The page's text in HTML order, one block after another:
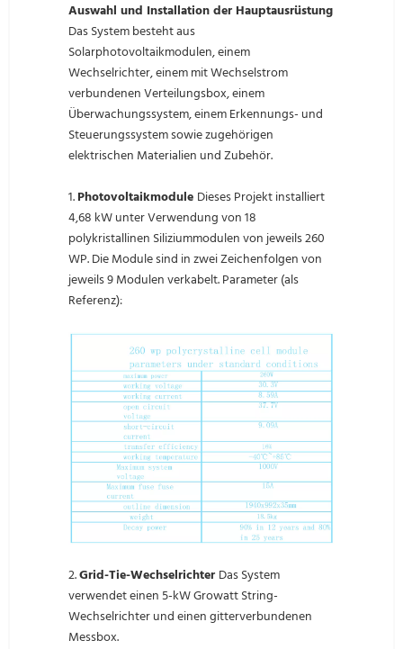
Auswahl und Installation der Hauptausrüstung
Das System besteht aus
Solarphotovoltaikmodulen, einem
Wechselrichter, einem mit Wechselstrom
verbundenen Verteilungsbox, einem
Überwachungssystem, einem Erkennungs- und
Steuerungssystem sowie zugehörigen
elektrischen Materialien und Zubehör.
1.Photovoltaikmodule Dieses Projekt installiert
4,68 kW unter Verwendung von 18
polykristallinen Siliziummodulen von jeweils 260
WP. Die Module sind in zwei Zeichenfolgen von
jeweils 9 Modulen verkabelt. Parameter (als
Referenz):
2.Grid-Tie-Wechselrichter Das System
verwendet einen 5-kW Growatt String-
Wechselrichter und einen gitterverbundenen
Messbox.